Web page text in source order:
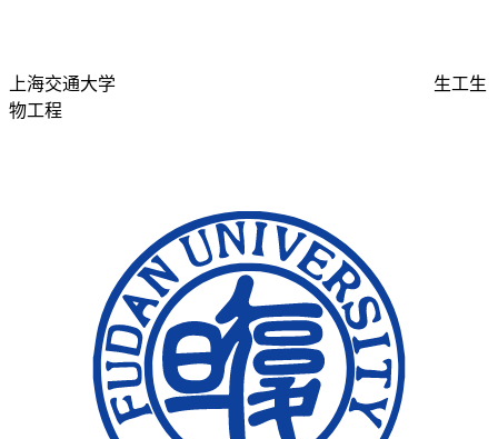
上海交通大学
生工生
物工程